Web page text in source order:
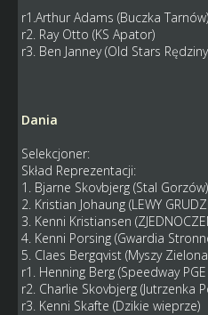
r1.Arthur Adams (Buczka Tarnów)
r2. Ray Otto (KS Apator)
r3. Ben Janney (Old Stars
Dania
Selekcjoner:
Skład Reprezentacji:
1. Bjarne Skovbjerg (Stal Gorzów)
2. Kristian Johaung (LEWY
3. Kenni Kristiansen
4. Kenni Porsing (Gwardia
5. Claes Bergqvist (Myszy
r1. Henning Berg (Speedway
r2. Charlie Skovbjerg (Jutrzenka
r3. Kenni Skafte (Dzikie wieprze)